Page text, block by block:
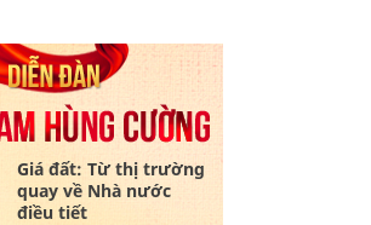
Giá đất: Từ thị trường
quay về Nhà nước
điều tiết